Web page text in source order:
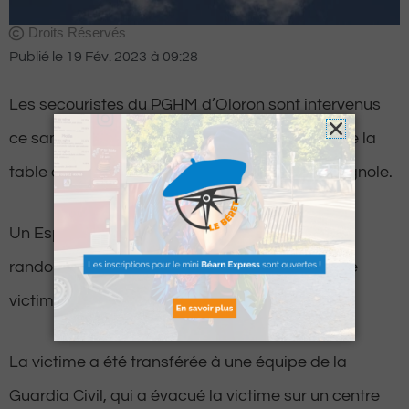
Droits Réservés
Publié le 19 Fév. 2023 à 09:28
Les secouristes du PGHM d’Oloron sont intervenus
ce samedi après-midi pour, au niveau du pic de la
table des Trois Rois, à la frontière franco-espagnole.
Un Espagnol qui évoluait dans un groupe de
randonneurs à fait une mauvaise chute et a été
victime d’une grave fracture ouverte du tibia.
La victime a été transférée à une équipe de la
Guardia Civil, qui a évacué la victime sur un centre